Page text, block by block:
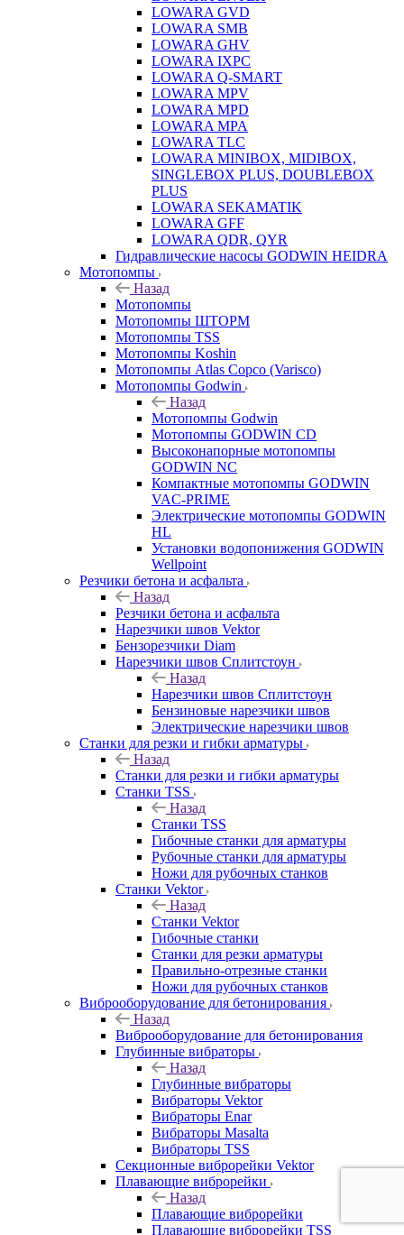
LOWARA GVD
LOWARA SMB
LOWARA GHV
LOWARA IXPС
LOWARA Q-SMART
LOWARA MPV
LOWARA MPD
LOWARA MPA
LOWARA TLC
LOWARA MINIBOX, MIDIBOX,
SINGLEBOX PLUS, DOUBLEBOX
PLUS
LOWARA SEKAMATIK
LOWARA GFF
LOWARA QDR, QYR
Гидравлические насосы GODWIN HEIDRA
Мотопомпы
Назад
Мотопомпы
Мотопомпы ШТОРМ
Мотопомпы TSS
Мотопомпы Koshin
Мотопомпы Atlas Copco (Varisco)
Мотопомпы Godwin
Назад
Мотопомпы Godwin
Мотопомпы GODWIN CD
Высоконапорные мотопомпы
GODWIN NC
Компактные мотопомпы GODWIN
VAC-PRIME
Электрические мотопомпы GODWIN
HL
Установки водопонижения GODWIN
Wellpoint
Резчики бетона и асфальта
Назад
Резчики бетона и асфальта
Нарезчики швов Vektor
Бензорезчики Diam
Нарезчики швов Сплитстоун
Назад
Нарезчики швов Сплитстоун
Бензиновые нарезчики швов
Электрические нарезчики швов
Станки для резки и гибки арматуры
Назад
Станки для резки и гибки арматуры
Станки TSS
Назад
Станки TSS
Гибочные станки для арматуры
Рубочные станки для арматуры
Ножи для рубочных станков
Станки Vektor
Назад
Станки Vektor
Гибочные станки
Станки для резки арматуры
Правильно-отрезные станки
Ножи для рубочных станков
Виброоборудование для бетонирования
Назад
Виброоборудование для бетонирования
Глубинные вибраторы
Назад
Глубинные вибраторы
Вибраторы Vektor
Вибраторы Enar
Вибраторы Masalta
Вибраторы TSS
Секционные виброрейки Vektor
Плавающие виброрейки
Назад
Плавающие виброрейки
Плавающие виброрейки TSS